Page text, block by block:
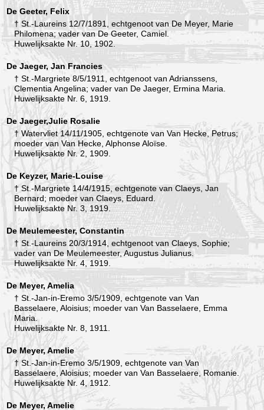
De Geeter, Felix
† St.-Laureins 12/7/1891, echtgenoot van De Meyer, Marie
Philomena; vader van De Geeter, Camiel.
Huwelijksakte Nr. 10, 1902.
De Jaeger, Jan Francies
† St.-Margriete 8/5/1911, echtgenoot van Adrianssens,
Clementia Angelina; vader van De Jaeger, Ermina Maria.
Huwelijksakte Nr. 6, 1919.
De Jaeger,Julie Rosalie
† Watervliet 14/11/1905, echtgenote van Van Hecke, Petrus;
moeder van Van Hecke, Alphonse Aloïse.
Huwelijksakte Nr. 2, 1909.
De Keyzer, Marie-Louise
† St.-Margriete 14/4/1915, echtgenote van Claeys, Jan
Bernard; moeder van Claeys, Eduard.
Huwelijksakte Nr. 3, 1919.
De Meulemeester, Constantin
† St.-Laureins 20/3/1914, echtgenoot van Claeys, Sophie;
vader van De Meulemeester, Augustus Julianus.
Huwelijksakte Nr. 4, 1919.
De Meyer, Amelia
† St.-Jan-in-Eremo 3/5/1909, echtgenote van Van
Basselaere, Aloisius; moeder van Van Basselaere, Emma
Maria.
Huwelijksakte Nr. 8, 1911.
De Meyer, Amelie
† St.-Jan-in-Eremo 3/5/1909, echtgenote van Van
Basselaere, Aloisius; moeder van Van Basselaere, Romanie.
Huwelijksakte Nr. 4, 1912.
De Meyer, Amelie